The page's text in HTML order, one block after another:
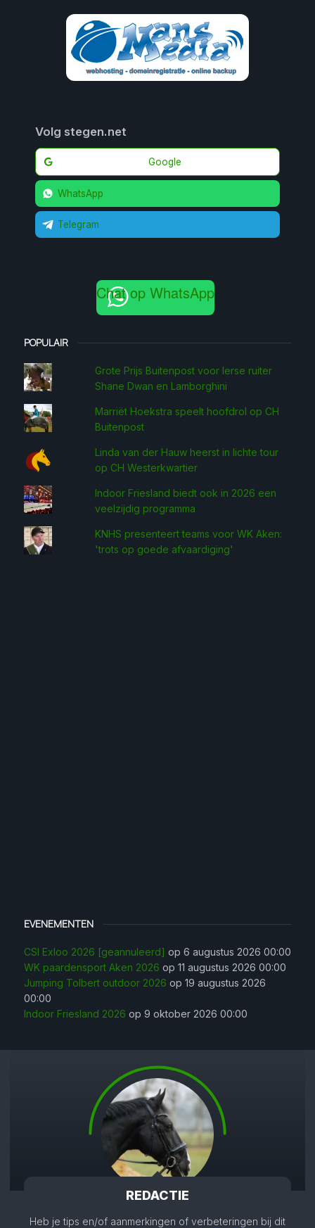
REDACTIE
Heb je tips en/of aanmerkingen of verbeteringen bij dit
Volg stegen.net
Google
WhatsApp
Telegram
Chat op WhatsApp
POPULAIR
Grote Prijs Buitenpost voor Ierse ruiter
Shane Dwan en Lamborghini
Marriët Hoekstra speelt hoofdrol op CH
Buitenpost
Linda van der Hauw heerst in lichte tour
op CH Westerkwartier
Indoor Friesland biedt ook in 2026 een
veelzijdig programma
KNHS presenteert teams voor WK Aken:
'trots op goede afvaardiging'
EVENEMENTEN
CSI Exloo 2026 [geannuleerd] op 6 augustus 2026 00:00
WK paardensport Aken 2026 op 11 augustus 2026 00:00
Jumping Tolbert outdoor 2026 op 19 augustus 2026
00:00
Indoor Friesland 2026 op 9 oktober 2026 00:00